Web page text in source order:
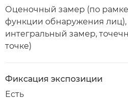
Оценочный замер (по
функции обнаружения
интегральный замер,
точке)
Фиксация экспозиции
Есть